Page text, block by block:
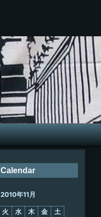
Calendar
2010年11月
火 水 木 金 土